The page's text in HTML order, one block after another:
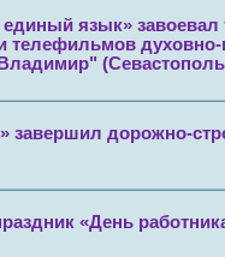
язык» завоевал
телефильмов духовно-
(Севастополь,
завершил дорожно-
«День